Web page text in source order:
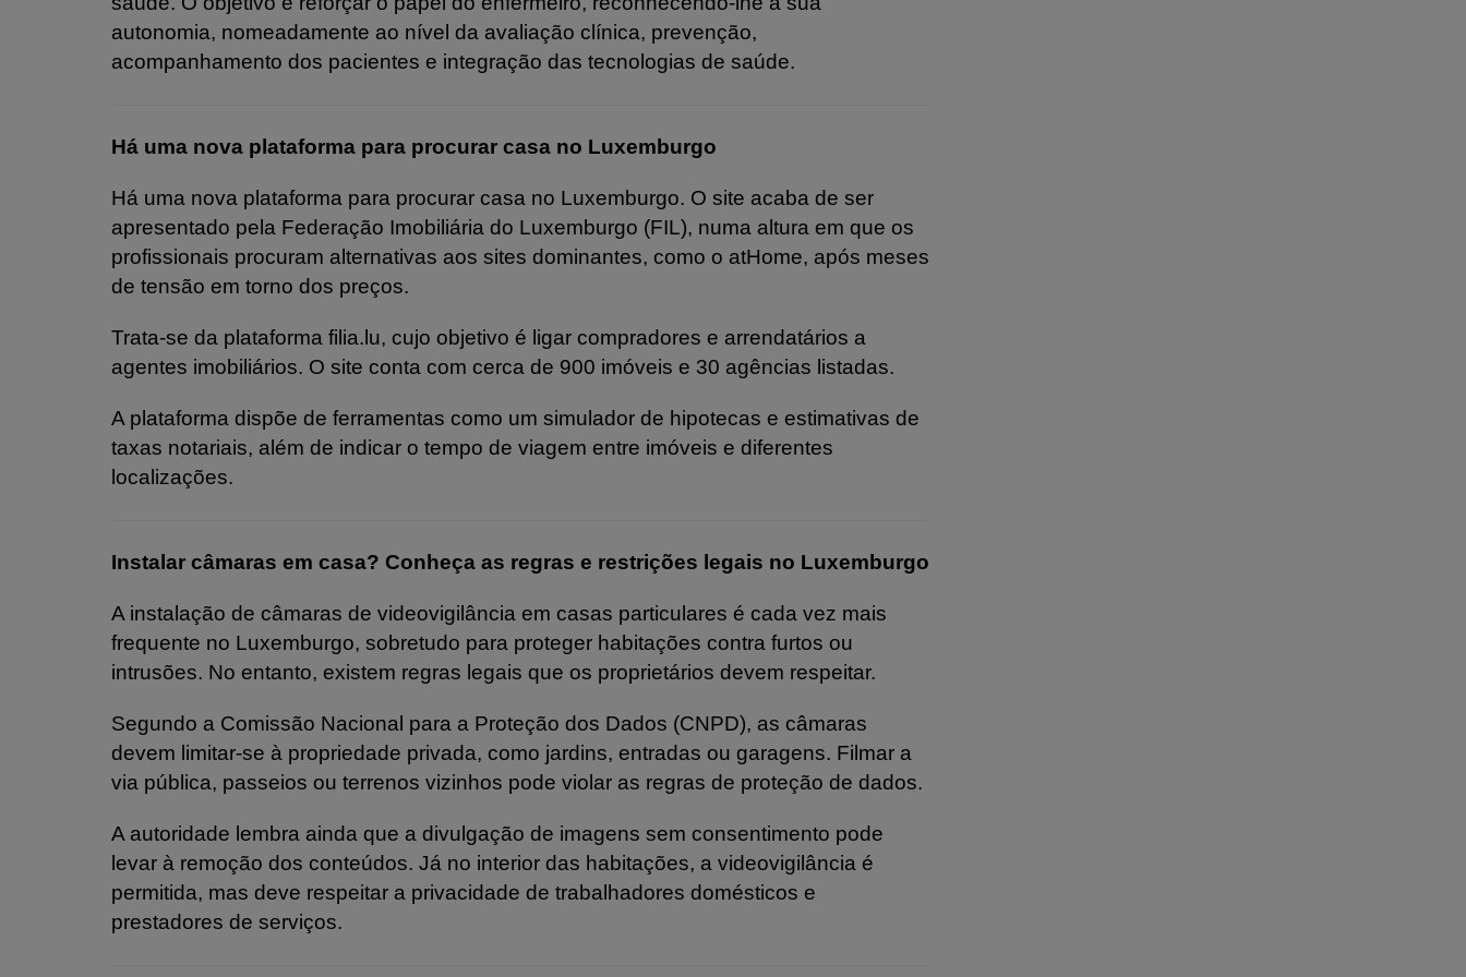
autonomia, nomeadamente ao nível da avaliação clínica, prevenção,
acompanhamento dos pacientes e integração das tecnologias de saúde.
Há uma nova plataforma para procurar casa no Luxemburgo
Há uma nova plataforma para procurar casa no Luxemburgo. O site acaba de ser
apresentado pela Federação Imobiliária do Luxemburgo (FIL), numa altura em que os
profissionais procuram alternativas aos sites dominantes, como o atHome, após meses
de tensão em torno dos preços.
Trata-se da plataforma filia.lu, cujo objetivo é ligar compradores e arrendatários a
agentes imobiliários. O site conta com cerca de 900 imóveis e 30 agências listadas.
A plataforma dispõe de ferramentas como um simulador de hipotecas e estimativas de
taxas notariais, além de indicar o tempo de viagem entre imóveis e diferentes
localizações.
Instalar câmaras em casa? Conheça as regras e restrições legais no Luxemburgo
A instalação de câmaras de videovigilância em casas particulares é cada vez mais
frequente no Luxemburgo, sobretudo para proteger habitações contra furtos ou
intrusões. No entanto, existem regras legais que os proprietários devem respeitar.
Segundo a Comissão Nacional para a Proteção dos Dados (CNPD), as câmaras
devem limitar-se à propriedade privada, como jardins, entradas ou garagens. Filmar a
via pública, passeios ou terrenos vizinhos pode violar as regras de proteção de dados.
A autoridade lembra ainda que a divulgação de imagens sem consentimento pode
levar à remoção dos conteúdos. Já no interior das habitações, a videovigilância é
permitida, mas deve respeitar a privacidade de trabalhadores domésticos e
prestadores de serviços.